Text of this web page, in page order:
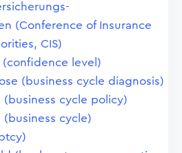
(Conference of Insurance
CIS)
(confidence level)
(business cycle diagnosis)
cycle policy)
(business cycle)